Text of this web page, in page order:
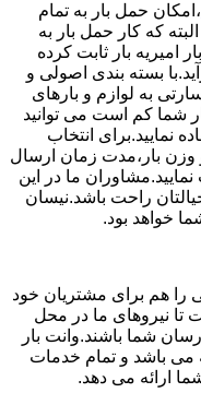
،امکان حمل بار به تمام
که کار حمل بار به
امیریه بار ثابت کرده
بسته بندی اصولی و
به لوازم و بارهای
شما کم است می توانید
نمایید.برای انتخاب
بار،مدت زمان ارسال
نمایید.مشاوران ما در این
راحت باشد.نیسان
شما خواهد بود.
را هم برای مشتریان خود
نیروهای ما در محل
شما باشند.وانت بار
می باشد و تمام خدمات
ارائه می دهد.